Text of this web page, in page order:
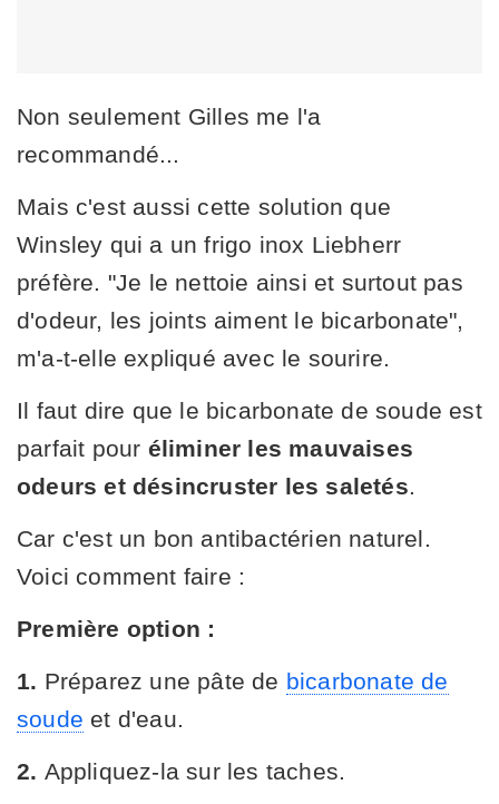
Non seulement Gilles me l'a
recommandé...
Mais c'est aussi cette solution que
Winsley qui a un frigo inox Liebherr
préfère. "Je le nettoie ainsi et surtout pas
d'odeur, les joints aiment le bicarbonate",
m'a-t-elle expliqué avec le sourire.
Il faut dire que le bicarbonate de soude est
parfait pour éliminer les mauvaises
odeurs et désincruster les saletés.
Car c'est un bon antibactérien naturel.
Voici comment faire :
Première option :
1. Préparez une pâte de bicarbonate de
soude et d'eau.
2. Appliquez-la sur les taches.